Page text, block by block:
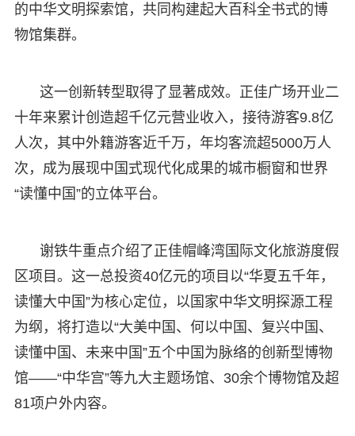
的中华文明探索馆，共同构建起大百科全书式的博
物馆集群。
这一创新转型取得了显著成效。正佳广场开业二
十年来累计创造超千亿元营业收入，接待游客9.8亿
人次，其中外籍游客近千万，年均客流超5000万人
次，成为展现中国式现代化成果的城市橱窗和世界
“读懂中国”的立体平台。
谢铁牛重点介绍了正佳帽峰湾国际文化旅游度假
区项目。这一总投资40亿元的项目以“华夏五千年，
读懂大中国”为核心定位，以国家中华文明探源工程
为纲，将打造以“大美中国、何以中国、复兴中国、
读懂中国、未来中国”五个中国为脉络的创新型博物
馆——“中华宫”等九大主题场馆、30余个博物馆及超
81项户外内容。